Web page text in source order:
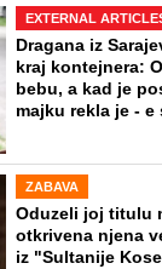
EXTERNAL
Dragana iz
kraj kontejnera:
bebu, a kad je
majku rekla je - e
ZABAVA
Oduzeli joj titulu
otkrivena njena
iz "Sultanije